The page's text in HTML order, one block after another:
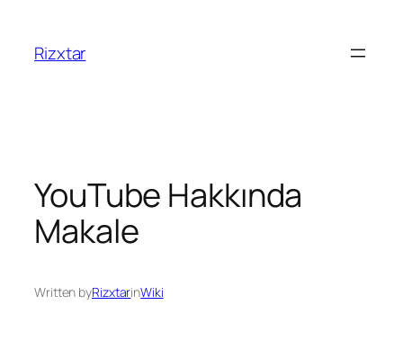
Rizxtar
YouTube Hakkında
Makale
Written byRizxtarinWiki